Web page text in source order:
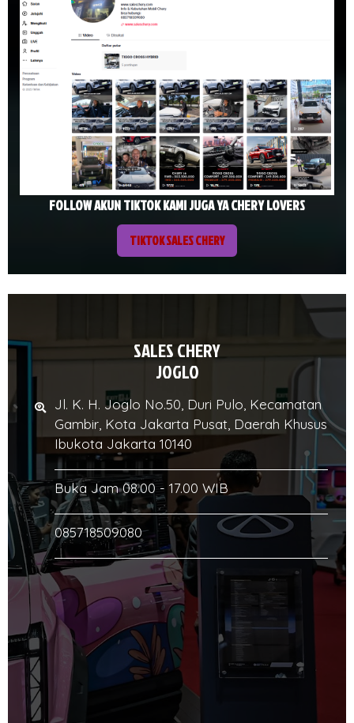
FOLLOW AKUN TIKTOK KAMI JUGA YA CHERY LOVERS
TIKTOK SALES CHERY
SALES CHERY
JOGLO
Jl. K. H. Joglo No.50, Duri Pulo, Kecamatan
Gambir, Kota Jakarta Pusat, Daerah Khusus
Ibukota Jakarta 10140
Buka Jam 08.00 - 17.00 WIB
085718509080